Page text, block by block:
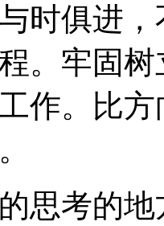
时俱进
。牢固
作。比
思考的